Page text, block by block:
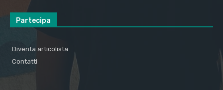
Partecipa
Diventa articolista
Contatti